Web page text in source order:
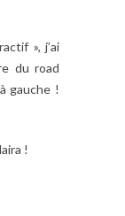
», j’ai
du road
gauche !
!